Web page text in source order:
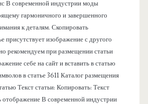
В современной индустрии моды
гармоничного и завершенного
к деталям. Скопировать
присутствует изображение с другого
рекомендуем при размещении статьи
себе на сайт и вставить в статью
в статье 3611 Каталог размещения
Текст статьи: Копировать: Текст
В современной индустрии